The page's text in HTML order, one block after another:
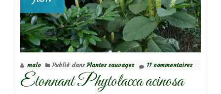
malo Publié dansPlantes sauvages 11 commentaires
Étonnant Phytolacca acinosa